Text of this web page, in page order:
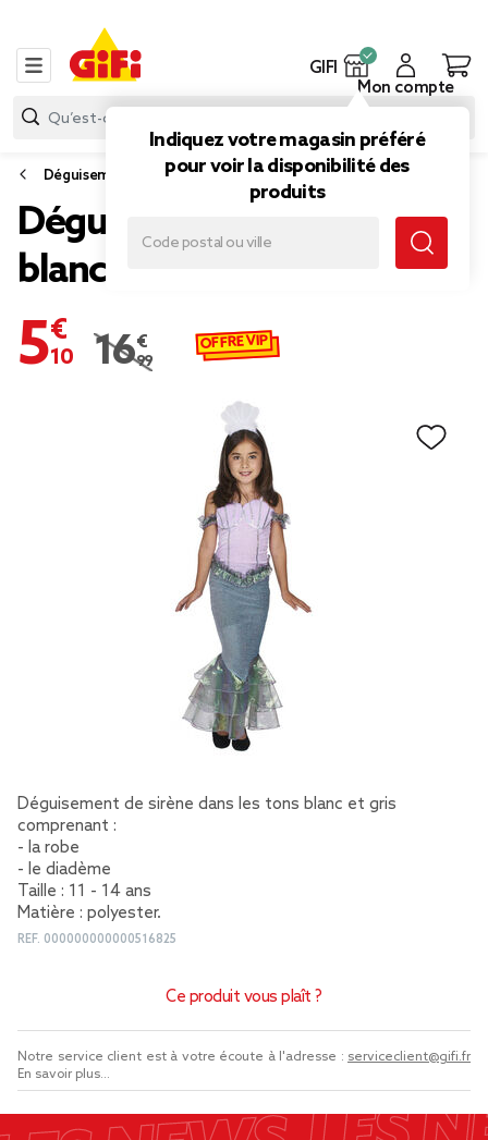
GIFI
Indiquez votre magasin préféré
pour voir la disponibilité des
produits
Mon compte
Déguisement enfant
Déguisement de sirène
blanc et gris 11/14 ans
5,10 €
Prix remisé de 16,99 € à 5,10 €
16,99 € OFFRE VIP
Déguisement de sirène dans les tons blanc et gris
comprenant :
- la robe
- le diadème
Taille : 11 - 14 ans
Matière : polyester.
REF. 000000000000516825
Ce produit vous plaît ?
Notre service client est à votre écoute à l'adresse : serviceclient@gifi.fr
En savoir plus...